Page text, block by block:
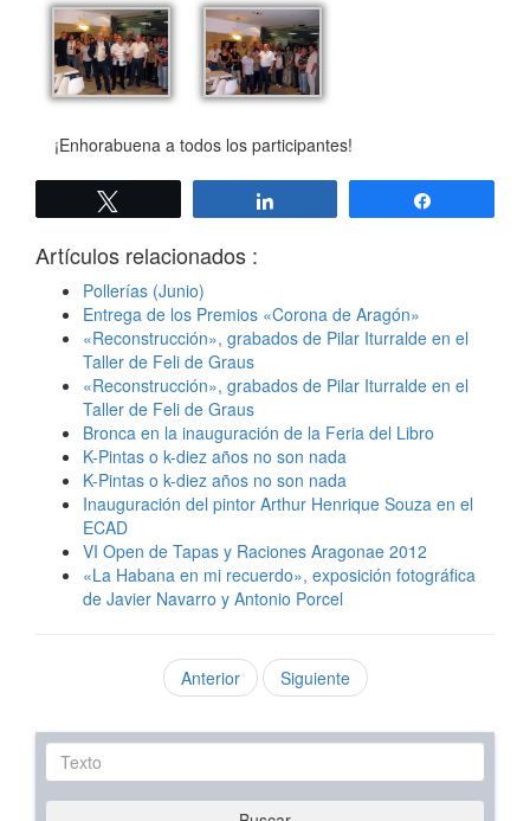
¡Enhorabuena a todos los participantes!
Artículos relacionados :
Pollerías (Junio)
Entrega de los Premios «Corona de Aragón»
«Reconstrucción», grabados de Pilar Iturralde en el
Taller de Feli de Graus
«Reconstrucción», grabados de Pilar Iturralde en el
Taller de Feli de Graus
Bronca en la inauguración de la Feria del Libro
K-Pintas o k-diez años no son nada
K-Pintas o k-diez años no son nada
Inauguración del pintor Arthur Henrique Souza en el
ECAD
VI Open de Tapas y Raciones Aragonae 2012
«La Habana en mi recuerdo», exposición fotográfica
de Javier Navarro y Antonio Porcel
Anterior Siguiente
Texto